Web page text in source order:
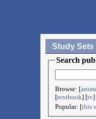
Study Sets
Search
Browse: [
[textbook] [tv]
Popular: [this